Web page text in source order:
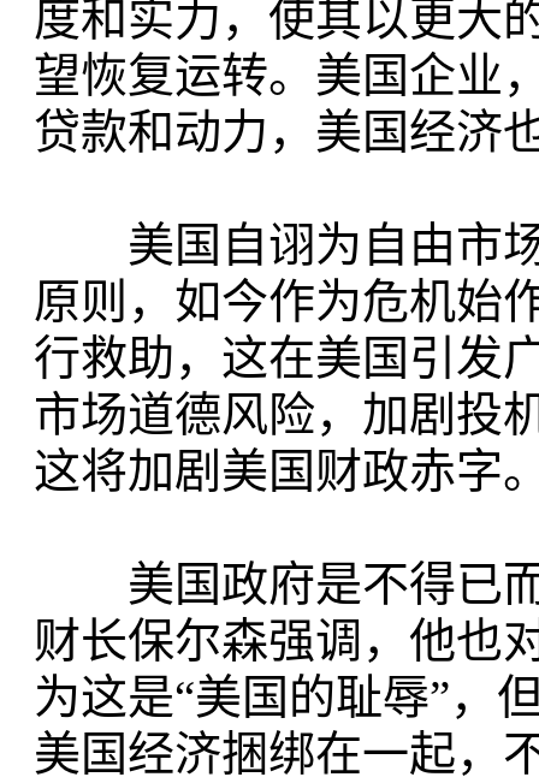
度和实力，使其以更大
望恢复运转。美国企业
贷款和动力，美国经济
美国自诩为自由市场
原则，如今作为危机始
行救助，这在美国引发
市场道德风险，加剧投
这将加剧美国财政赤字
美国政府是不得已而
财长保尔森强调，他也
为这是“美国的耻辱”，
美国经济捆绑在一起，